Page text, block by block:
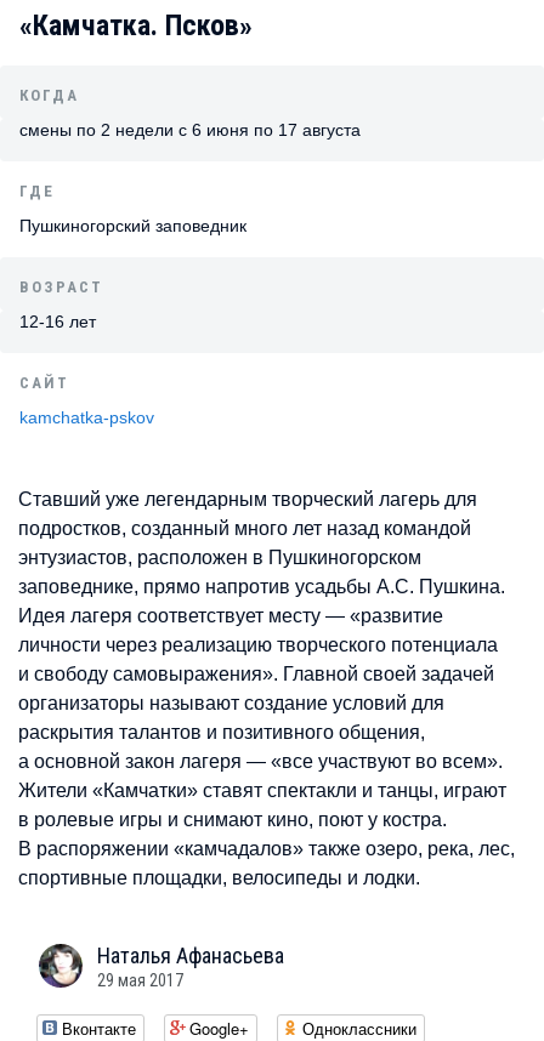
«Камчатка. Псков»
КОГДА
смены по 2 недели с 6 июня по 17 августа
ГДЕ
Пушкиногорский заповедник
ВОЗРАСТ
12-16 лет
САЙТ
kamchatka-pskov
Ставший уже легендарным творческий лагерь для
подростков, созданный много лет назад командой
энтузиастов, расположен в Пушкиногорском
заповеднике, прямо напротив усадьбы А.С. Пушкина.
Идея лагеря соответствует месту — «развитие
личности через реализацию творческого потенциала
и свободу самовыражения». Главной своей задачей
организаторы называют создание условий для
раскрытия талантов и позитивного общения,
а основной закон лагеря — «все участвуют во всем».
Жители «Камчатки» ставят спектакли и танцы, играют
в ролевые игры и снимают кино, поют у костра.
В распоряжении «камчадалов» также озеро, река, лес,
спортивные площадки, велосипеды и лодки.
Наталья Афанасьева
29 мая 2017
Вконтакте Google+
Одноклассники